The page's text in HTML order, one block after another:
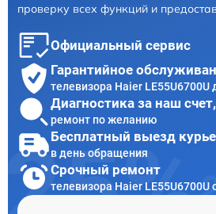
проверку всех функций и
Официальный сервис
Гарантийное
телевизора Haier LE55U6700U
Диагностика за наш счет,
ремонт по желанию
Бесплатный выезд
в день обращения
Срочный ремонт
телевизора Haier LE55U6700U